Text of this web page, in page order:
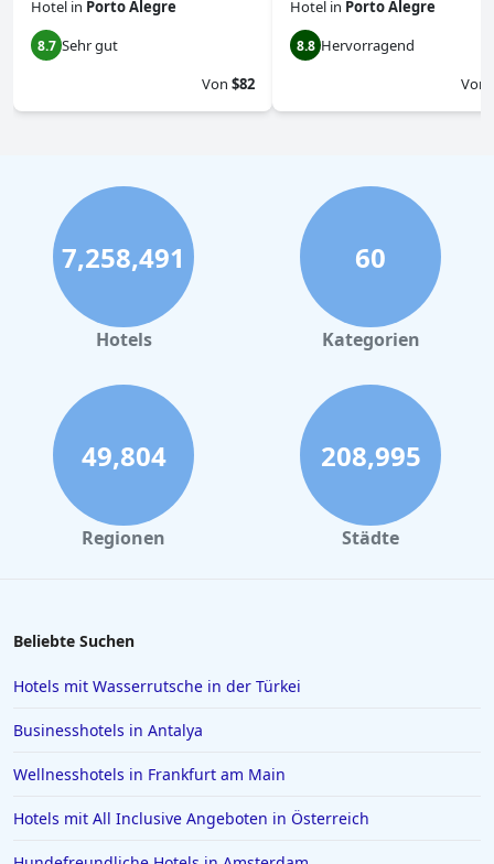
Hotel in Porto Alegre
8.7 Sehr gut
Von $82
Hotel in Porto Alegre
8.8 Hervorragend
Von
7,258,491
Hotels
60
Kategorien
49,804
Regionen
208,995
Städte
Beliebte Suchen
Hotels mit Wasserrutsche in der Türkei
Businesshotels in Antalya
Wellnesshotels in Frankfurt am Main
Hotels mit All Inclusive Angeboten in Österreich